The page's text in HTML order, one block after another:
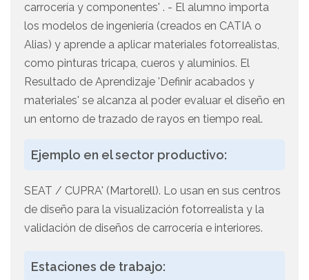
carrocería y componentes' . - El alumno importa
los modelos de ingeniería (creados en CATIA o
Alias) y aprende a aplicar materiales fotorrealistas,
como pinturas tricapa, cueros y aluminios. El
Resultado de Aprendizaje 'Definir acabados y
materiales' se alcanza al poder evaluar el diseño en
un entorno de trazado de rayos en tiempo real.
Ejemplo en el sector productivo:
SEAT / CUPRA' (Martorell). Lo usan en sus centros
de diseño para la visualización fotorrealista y la
validación de diseños de carrocería e interiores.
Estaciones de trabajo: